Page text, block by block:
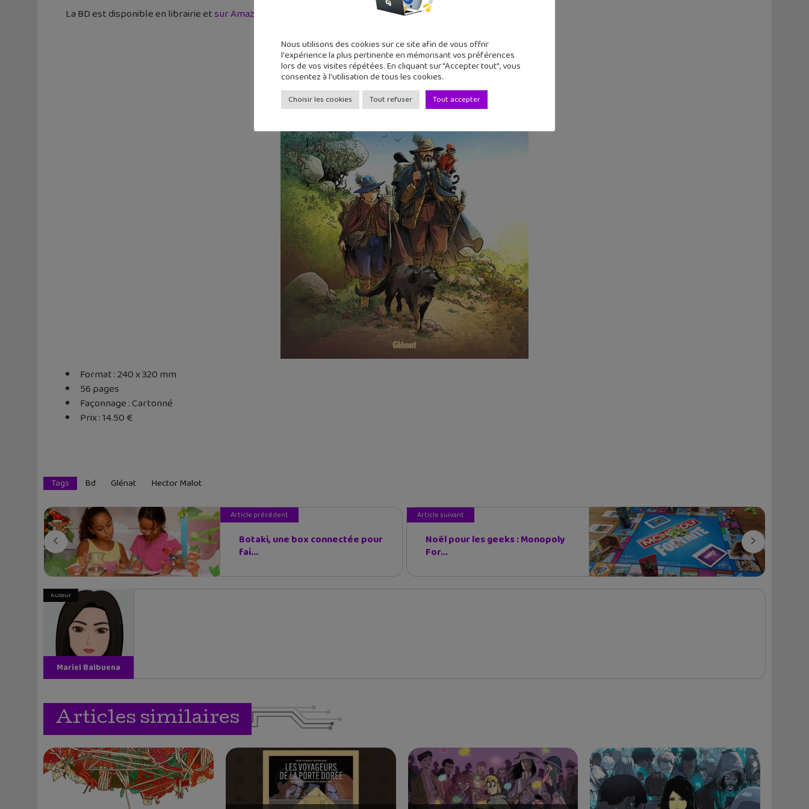
La BD est disponible en librairie etsur Amazon
Format : 240 x 320 mm
56 pages
Façonnage : Cartonné
Prix : 14.50 €
Tags Bd Glénat Hector Malot
Article précédent
Botaki, une box connectée pour
fai...
Article suivant
Noël pour les geeks : Monopoly
For...
Auteur
Mariel Balbuena
Articles similaires
Nous utilisons des cookies sur ce site afin de vous offrir
l'expérience la plus pertinente en mémorisant vos préférences
lors de vos visites répétées. En cliquant sur "Accepter tout", vous
consentez à l'utilisation de tous les cookies.
Choisir les cookies Tout refuser Tout accepter